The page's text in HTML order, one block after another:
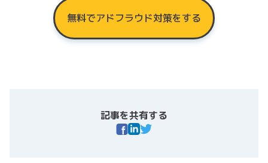
無料でアドフラウド対策をする
記事を共有する